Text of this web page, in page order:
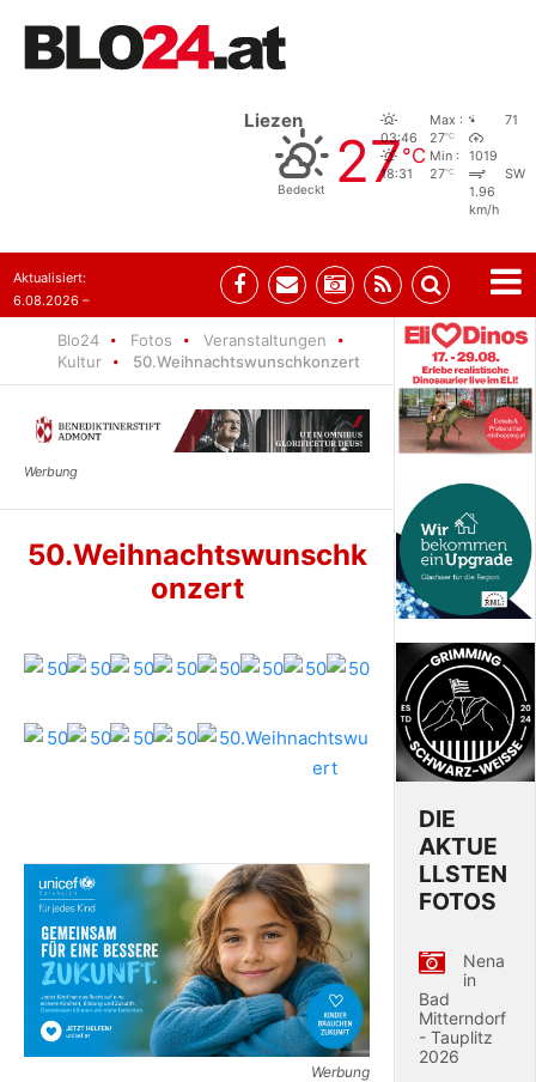
Liezen
Bedeckt 27°C
03:46
18:31
Max :
27°C
Min :
27°C
71
1019
SW
1.96
km/h
Aktualisiert:
6.08.2026 –
Blo24 Fotos
Veranstaltungen
Kultur
50.Weihnachtswunschkonzert
50.Weihnachtswunschk
onzert
Werbung
DIE
AKTUE
LLSTEN
FOTOS
Nena
in
Bad
Mitterndorf
- Tauplitz
2026